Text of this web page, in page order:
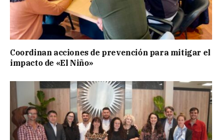
Coordinan acciones de prevención para mitigar el
impacto de «El Niño»